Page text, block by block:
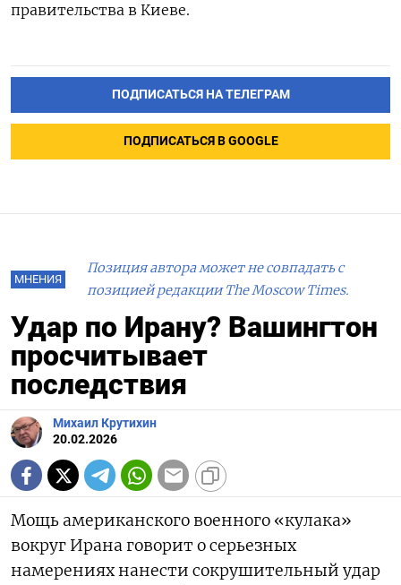
правительства в Киеве.
ПОДПИСАТЬСЯ НА ТЕЛЕГРАМ
ПОДПИСАТЬСЯ В GOOGLE
МНЕНИЯ
Позиция автора может не совпадать с
позицией редакции The Moscow Times.
Удар по Ирану? Вашингтон
просчитывает
последствия
Михаил Крутихин
20.02.2026
Мощь американского военного «кулака»
вокруг Ирана говорит о серьезных
намерениях нанести сокрушительный удар